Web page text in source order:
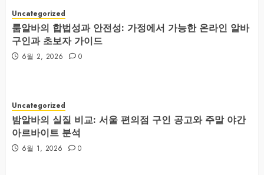
Uncategorized
룸알바의 합법성과 안전성: 가정에서 가능한 온라인 알바
구인과 초보자 가이드
6월 2, 2026 0
Uncategorized
밤알바의 실질 비교: 서울 편의점 구인 공고와 주말 야간
아르바이트 분석
6월 1, 2026 0